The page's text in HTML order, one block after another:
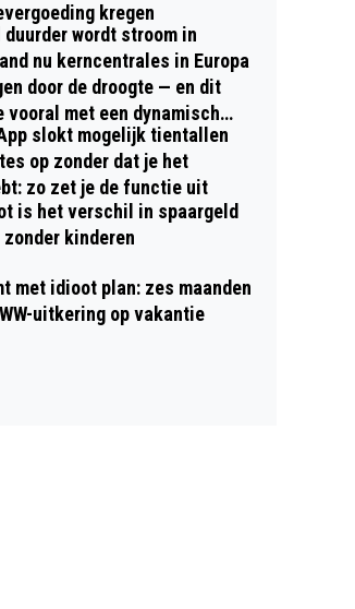
kregen
duurder wordt stroom in
nu kerncentrales in Europa
door de droogte — en dit
vooral met een dynamisch
slokt mogelijk tientallen
op zonder dat je het
zo zet je de functie uit
is het verschil in spaargeld
zonder kinderen
met idioot plan: zes maanden
uitkering op vakantie